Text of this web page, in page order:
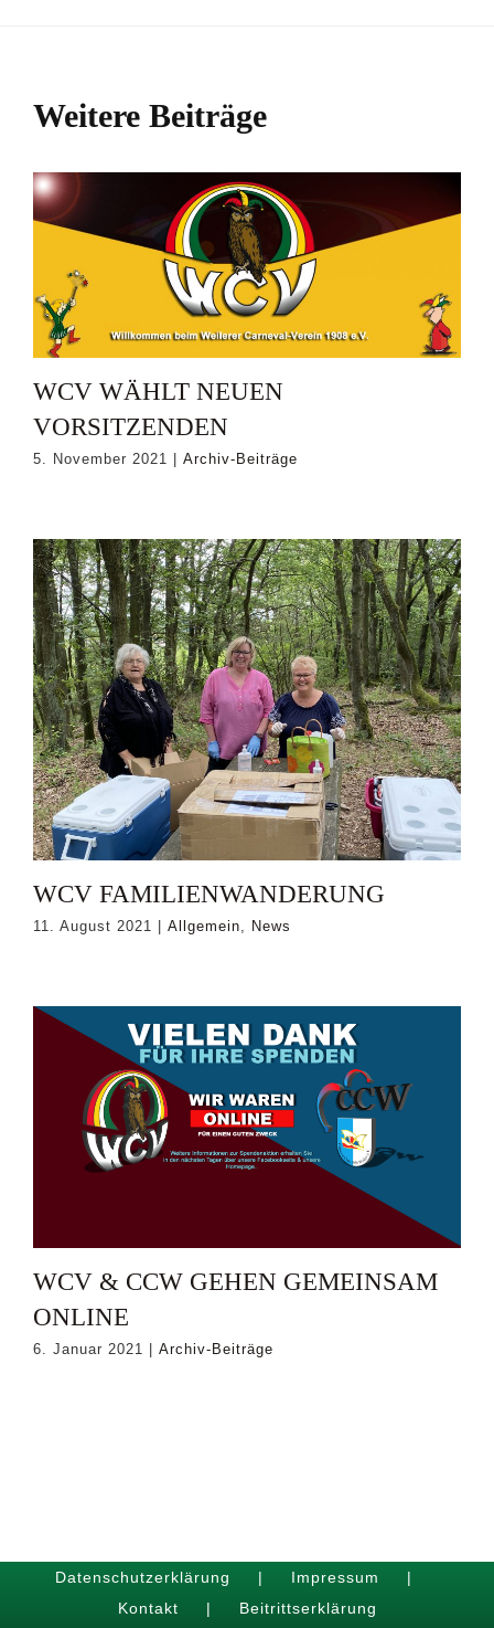
Weitere Beiträge
WCV WÄHLT NEUEN
VORSITZENDEN
5. November 2021 Archiv-Beiträge
WCV FAMILIENWANDERUNG
11. August 2021 Allgemein, News
WCV & CCW GEHEN GEMEINSAM
ONLINE
6. Januar 2021 | Archiv-Beiträge
Datenschutzerklärung
Impressum
Kontakt
Beitrittserklärung